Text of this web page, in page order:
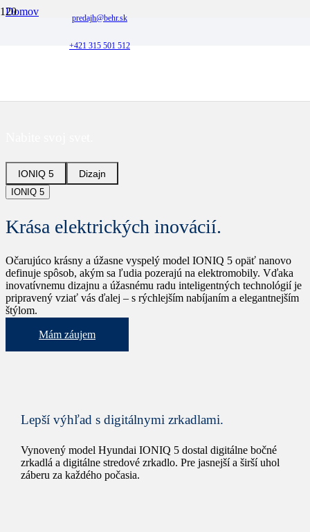
predajh@behr.sk
+421 315 501 512
Domov
IONIQ 5 Dizajn
IONIQ 5
Krása elektrických inovácií.
Očarujúco krásny a úžasne vyspelý model IONIQ 5 opäť nanovo
definuje spôsob, akým sa ľudia pozerajú na elektromobily. Vďaka
inovatívnemu dizajnu a úžasnému radu inteligentných technológií je
pripravený vziať vás ďalej – s rýchlejším nabíjaním a elegantnejším
štýlom.
Mám záujem
Lepší výhľad s digitálnymi zrkadlami.
Vynovený model Hyundai IONIQ 5 dostal digitálne bočné
zrkadlá a digitálne stredové zrkadlo. Pre jasnejší a širší uhol
záberu za každého počasia.